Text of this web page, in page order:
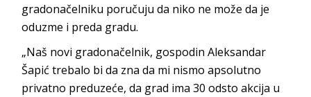
gradonačelniku poručuju da niko ne može da je
oduzme i preda gradu.
„Naš novi gradonačelnik, gospodin Aleksandar
Šapić trebalo bi da zna da mi nismo apsolutno
privatno preduzeće, da grad ima 30 odsto akcija u